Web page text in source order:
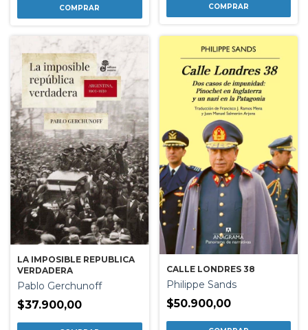
LA IMPOSIBLE REPUBLICA
VERDADERA
Pablo Gerchunoff
$37.900,00
CALLE LONDRES 38
Philippe Sands
$50.900,00